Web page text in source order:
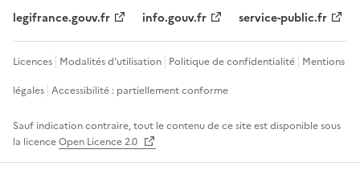
legifrance.gouv.fr info.gouv.fr service-public.fr
Licences Modalités d'utilisation Politique de confidentialité Mentions
légales Accessibilité : partiellement conforme
Sauf indication contraire, tout le contenu de ce site est disponible sous
la licenceOpen Licence 2.0